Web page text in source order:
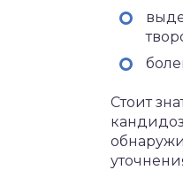
Стоит